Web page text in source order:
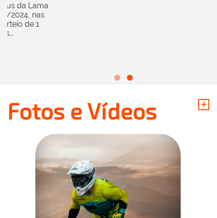
da Lama
2024, nas
de 1
Fotos e Vídeos +